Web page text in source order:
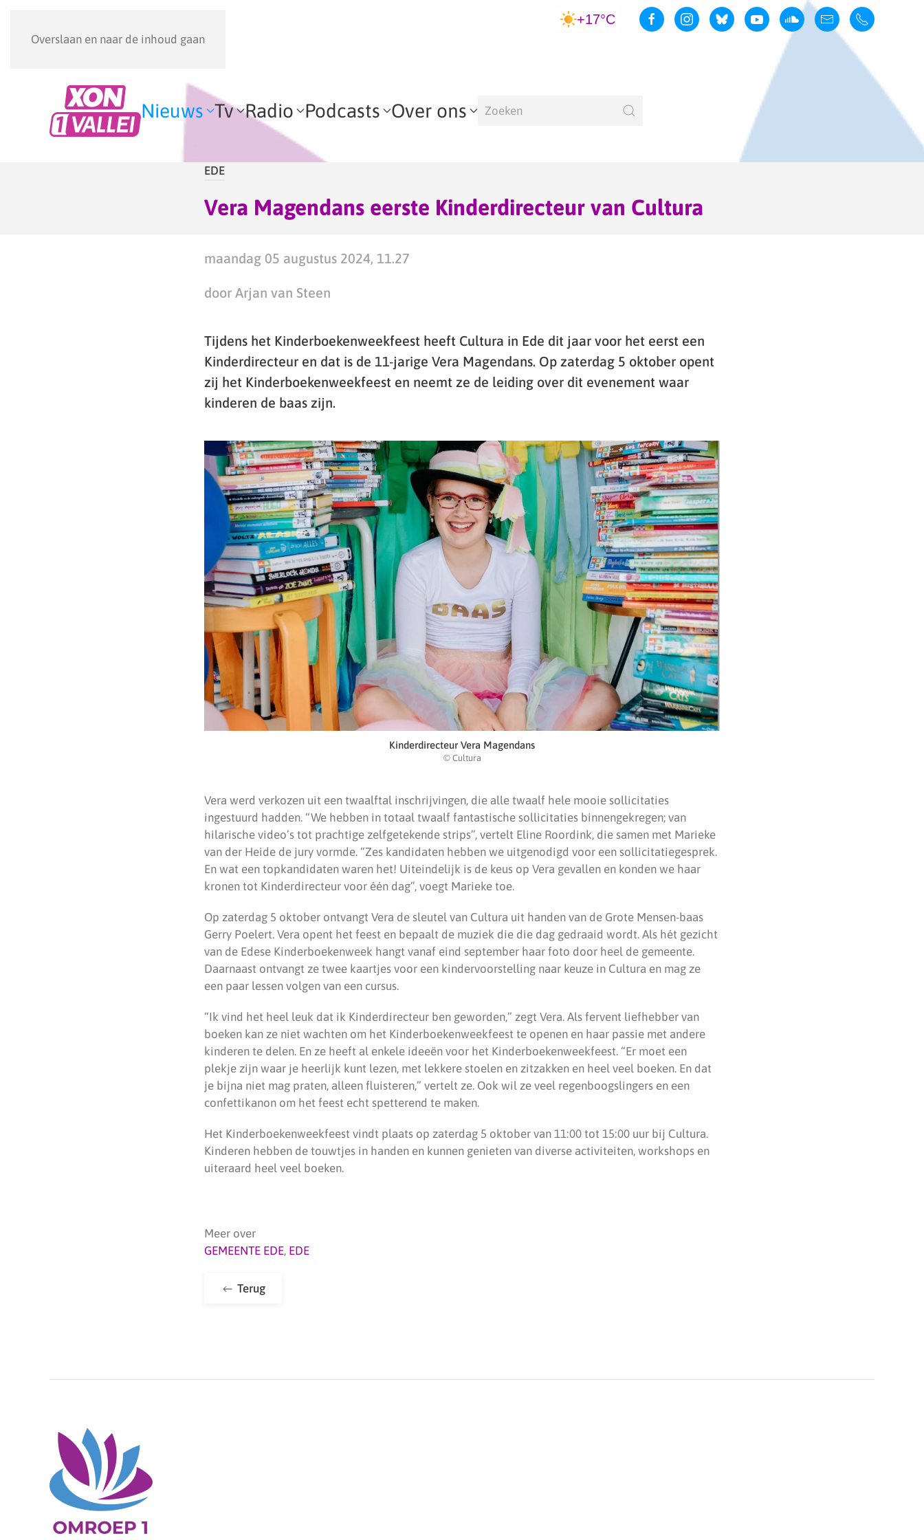
Overslaan en naar de inhoud gaan
+17°C
Nieuws Tv Radio Podcasts Over ons
EDE
Vera Magendans eerste Kinderdirecteur van Cultura
maandag 05 augustus 2024, 11.27
door Arjan van Steen
Tijdens het Kinderboekenweekfeest heeft Cultura in Ede dit jaar voor het eerst een
Kinderdirecteur en dat is de 11-jarige Vera Magendans. Op zaterdag 5 oktober opent
zij het Kinderboekenweekfeest en neemt ze de leiding over dit evenement waar
kinderen de baas zijn.
Kinderdirecteur Vera Magendans
© Cultura
Vera werd verkozen uit een twaalftal inschrijvingen, die alle twaalf hele mooie sollicitaties
ingestuurd hadden. “We hebben in totaal twaalf fantastische sollicitaties binnengekregen; van
hilarische video’s tot prachtige zelfgetekende strips”, vertelt Eline Roordink, die samen met Marieke
van der Heide de jury vormde. “Zes kandidaten hebben we uitgenodigd voor een sollicitatiegesprek.
En wat een topkandidaten waren het! Uiteindelijk is de keus op Vera gevallen en konden we haar
kronen tot Kinderdirecteur voor één dag”, voegt Marieke toe.
Op zaterdag 5 oktober ontvangt Vera de sleutel van Cultura uit handen van de Grote Mensen-baas
Gerry Poelert. Vera opent het feest en bepaalt de muziek die die dag gedraaid wordt. Als hét gezicht
van de Edese Kinderboekenweek hangt vanaf eind september haar foto door heel de gemeente.
Daarnaast ontvangt ze twee kaartjes voor een kindervoorstelling naar keuze in Cultura en mag ze
een paar lessen volgen van een cursus.
“Ik vind het heel leuk dat ik Kinderdirecteur ben geworden,” zegt Vera. Als fervent liefhebber van
boeken kan ze niet wachten om het Kinderboekenweekfeest te openen en haar passie met andere
kinderen te delen. En ze heeft al enkele ideeën voor het Kinderboekenweekfeest. “Er moet een
plekje zijn waar je heerlijk kunt lezen, met lekkere stoelen en zitzakken en heel veel boeken. En dat
je bijna niet mag praten, alleen fluisteren,” vertelt ze. Ook wil ze veel regenboogslingers en een
confettikanon om het feest echt spetterend te maken.
Het Kinderboekenweekfeest vindt plaats op zaterdag 5 oktober van 11:00 tot 15:00 uur bij Cultura.
Kinderen hebben de touwtjes in handen en kunnen genieten van diverse activiteiten, workshops en
uiteraard heel veel boeken.
Meer over
GEMEENTE EDE, EDE
Terug